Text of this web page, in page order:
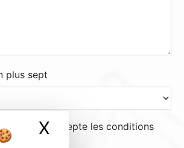
X Masquer le
plus sept
case, j'accepte les conditions
dessous **